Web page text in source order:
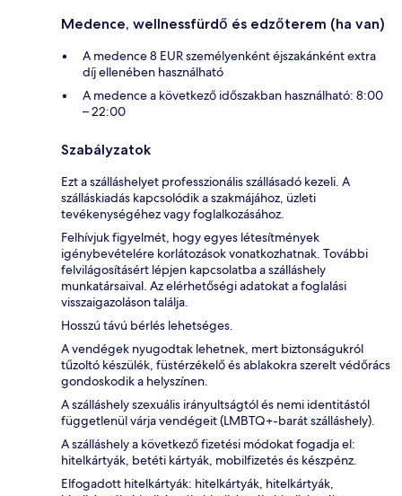
Medence, wellnessfürdő és edzőterem (ha van)
A medence 8 EUR személyenként éjszakánként extra
díj ellenében használható
A medence a következő időszakban használható: 8:00
– 22:00
Szabályzatok
Ezt a szálláshelyet professzionális szállásadó kezeli. A
szálláskiadás kapcsolódik a szakmájához, üzleti
tevékenységéhez vagy foglalkozásához.
Felhívjuk figyelmét, hogy egyes létesítmények
igénybevételére korlátozások vonatkozhatnak. További
felvilágosításért lépjen kapcsolatba a szálláshely
munkatársaival. Az elérhetőségi adatokat a foglalási
visszaigazoláson találja.
Hosszú távú bérlés lehetséges.
A vendégek nyugodtak lehetnek, mert biztonságukról
tűzoltó készülék, füstérzékelő és ablakokra szerelt védőrács
gondoskodik a helyszínen.
A szálláshely szexuális irányultságtól és nemi identitástól
függetlenül várja vendégeit (LMBTQ+-barát szálláshely).
A szálláshely a következő fizetési módokat fogadja el:
hitelkártyák, betéti kártyák, mobilfizetés és készpénz.
Elfogadott hitelkártyák: hitelkártyák, hitelkártyák,